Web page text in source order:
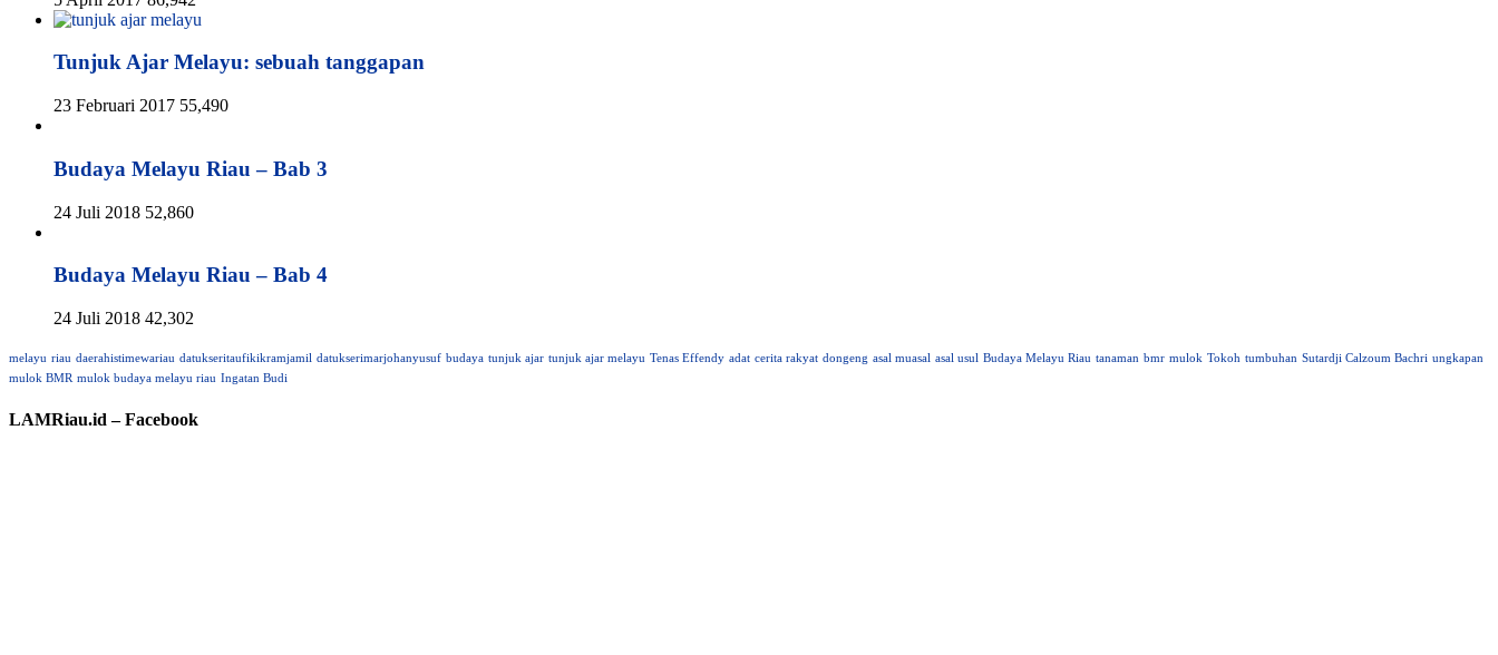
Tunjuk Ajar Melayu: sebuah tanggapan
23 Februari 2017 55,490
Budaya Melayu Riau – Bab 3
24 Juli 2018 52,860
Budaya Melayu Riau – Bab 4
24 Juli 2018 42,302
melayu riau daerahistimewariau datukseritaufikikramjamil datukserimarjohanyusuf budaya tunjuk ajar tunjuk ajar melayu Tenas Effendy adat cerita rakyat dongeng asal muasal asal usul Budaya Melayu Riau tanaman bmr mulok Tokoh tumbuhan Sutardji Calzoum Bachri ungkapan
mulok BMR mulok budaya melayu riau Ingatan Budi
LAMRiau.id – Facebook